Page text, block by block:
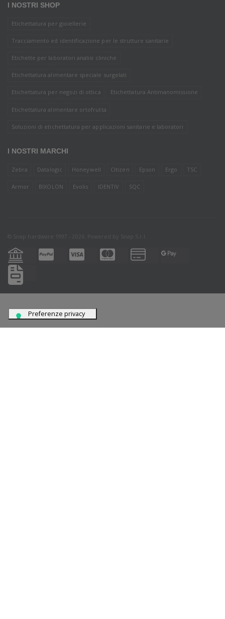
I NOSTRI SHOP
Etichettatura per gioiellerie
Tracciamento ed identificazione per le strutture sanitarie
Etichette per laboratori analisi cliniche
Etichettatura alimentare speciale surgelati
Etichettatura per negozi di ottica Etichettatura Antimanomissione
Etichettatura alimentare ortofrutta
Soluzioni di etichettatura per applicazioni sanitarie e laboratori
I NOSTRI MARCHI
Zebra Datalogic Honeywell Citizen Epson Ergo TSC
Armor BIXOLON Evolis IDENTIV SQC
© Snap hardware 1997 - 2026. Powered by Snap S.r.l.